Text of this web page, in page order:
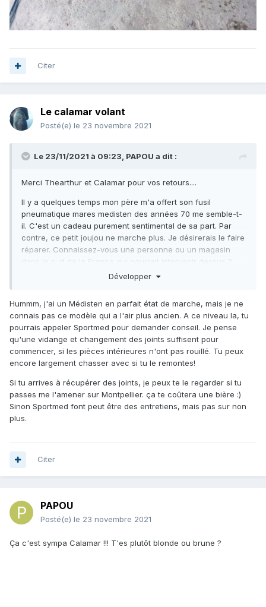
Citer
Le calamar volant
Posté(e) le 23 novembre 2021
Le 23/11/2021 à 09:23, PAPOU a dit :
Merci Thearthur et Calamar pour vos retours....
Il y a quelques temps mon père m'a offert son fusil
pneumatique mares medisten des années 70 me semble-t-
il. C'est un cadeau purement sentimental de sa part. Par
contre, ce petit joujou ne marche plus. Je désirerais le faire
réparer. Connaissez-vous une personne ou un magasin
dans le sud de la France qui pourrait intervenir dessus ?
Développer
Hummm, j'ai un Médisten en parfait état de marche, mais je ne
connais pas ce modèle qui a l'air plus ancien. A ce niveau la, tu
pourrais appeler Sportmed pour demander conseil. Je pense
qu'une vidange et changement des joints suffisent pour
commencer, si les pièces intérieures n'ont pas rouillé. Tu peux
encore largement chasser avec si tu le remontes!
Si tu arrives à récupérer des joints, je peux te le regarder si tu
passes me l'amener sur Montpellier. ça te coûtera une bière :)
Sinon Sportmed font peut être des entretiens, mais pas sur non
plus.
Citer
PAPOU
Posté(e) le 23 novembre 2021
Ça c'est sympa Calamar !!! T'es plutôt blonde ou brune ?